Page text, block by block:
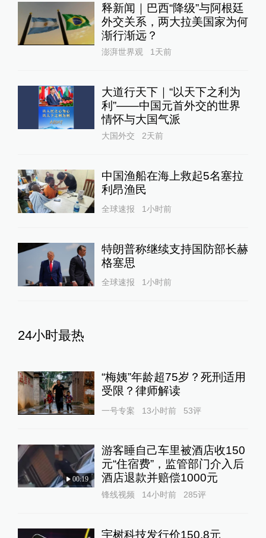
释新闻｜巴西“降级”与阿根廷
外交关系，两大拉美国家为何
渐行渐远？
澎湃世界观 1天前
大道行天下｜“以天下之利为
利”——中国元首外交的世界
情怀与大国气派
大国外交 2天前
中国渔船在海上救起5名塞拉
利昂渔民
全球速报 1小时前
特朗普称继续支持国防部长赫
格塞思
全球速报 1小时前
24小时最热
“梅姨”年龄超75岁？死刑适用
受限？律师解读
一号专案 13小时前 53评
00:19
游客睡自己车里被酒店收150
元“住宿费”，监管部门介入后
酒店退款并赔偿1000元
锋线视频 14小时前 285评
宇树科技发行价150.8元